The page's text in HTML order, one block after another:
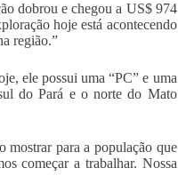
dobrou e chegou a US$ 974
hoje está acontecendo
região.”
ele possui uma “PC” e uma
do Pará e o norte do Mato
mostrar para a população que
começar a trabalhar. Nossa